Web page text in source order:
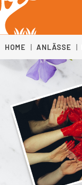
HOME | ANLÄSSE |